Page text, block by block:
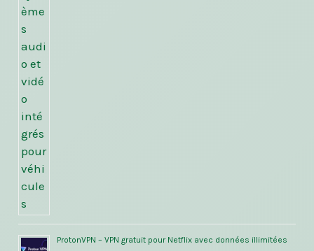
ProtonVPN – VPN gratuit pour Netflix avec données illimitées